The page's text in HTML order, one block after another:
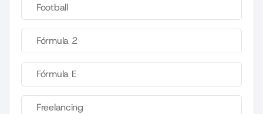
Football
Fórmula 2
Fórmula E
Freelancing